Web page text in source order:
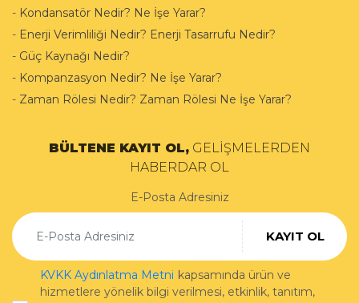
- Kondansatör Nedir? Ne İşe Yarar?
- Enerji Verimliliği Nedir? Enerji Tasarrufu Nedir?
- Güç Kaynağı Nedir?
- Kompanzasyon Nedir? Ne İşe Yarar?
- Zaman Rölesi Nedir? Zaman Rölesi Ne İşe Yarar?
BÜLTENE KAYIT OL, GELİŞMELERDEN
HABERDAR OL
E-Posta Adresiniz
KAYIT OL
KVKK Aydınlatma Metni kapsamında ürün ve
hizmetlere yönelik bilgi verilmesi, etkinlik, tanıtım,